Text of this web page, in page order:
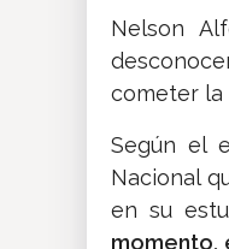
Nelson
cometer la
Según el
Nacional
en su
momento,